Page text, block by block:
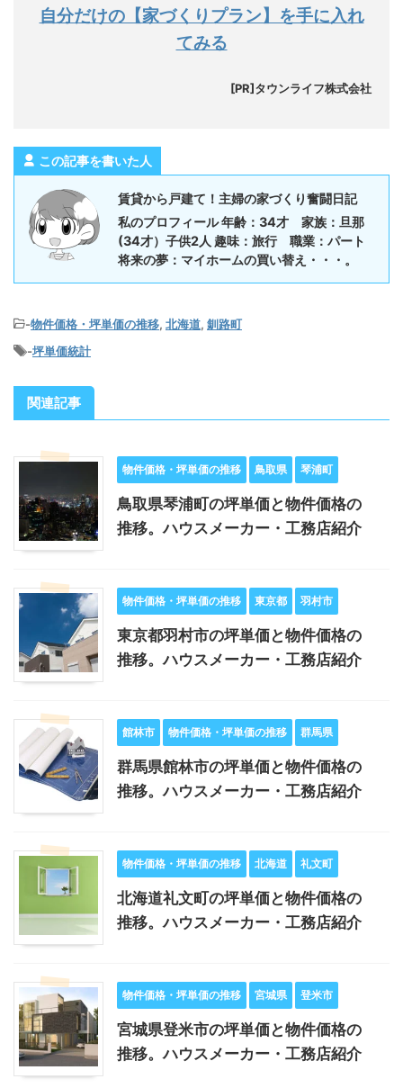
自分だけの【家づくりプラン】を手に入れ
てみる
[PR]タウンライフ株式会社
この記事を書いた人
賃貸から戸建て！主婦の家づくり奮闘日記
私のプロフィール 年齢：34才 家族：旦那
(34才）子供2人 趣味：旅行 職業：パート
将来の夢：マイホームの買い替え・・・。
-物件価格・坪単価の推移, 北海道, 釧路町
-坪単価統計
関連記事
物件価格・坪単価の推移 鳥取県 琴浦町
鳥取県琴浦町の坪単価と物件価格の
推移。ハウスメーカー・工務店紹介
物件価格・坪単価の推移 東京都 羽村市
東京都羽村市の坪単価と物件価格の
推移。ハウスメーカー・工務店紹介
館林市 物件価格・坪単価の推移 群馬県
群馬県館林市の坪単価と物件価格の
推移。ハウスメーカー・工務店紹介
物件価格・坪単価の推移 北海道 礼文町
北海道礼文町の坪単価と物件価格の
推移。ハウスメーカー・工務店紹介
物件価格・坪単価の推移 宮城県 登米市
宮城県登米市の坪単価と物件価格の
推移。ハウスメーカー・工務店紹介